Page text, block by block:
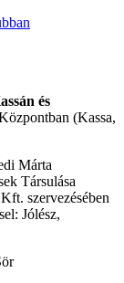
és
(Kassa,
Márta
Társulása
szervezésében
Jólész,